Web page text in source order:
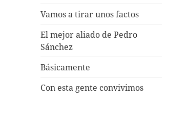
Vamos a tirar unos factos
El mejor aliado de Pedro
Sánchez
Básicamente
Con esta gente convivimos